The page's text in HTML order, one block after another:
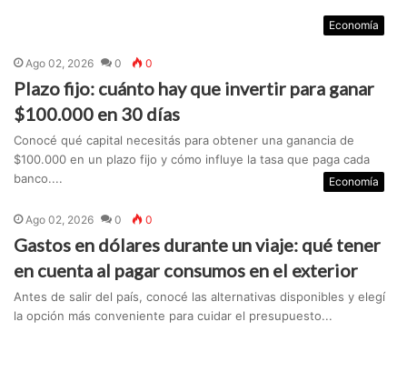
Economía
Ago 02, 2026 0 0
Plazo fijo: cuánto hay que invertir para ganar
$100.000 en 30 días
Conocé qué capital necesitás para obtener una ganancia de
$100.000 en un plazo fijo y cómo influye la tasa que paga cada
banco....
Economía
Ago 02, 2026 0 0
Gastos en dólares durante un viaje: qué tener
en cuenta al pagar consumos en el exterior
Antes de salir del país, conocé las alternativas disponibles y elegí
la opción más conveniente para cuidar el presupuesto...